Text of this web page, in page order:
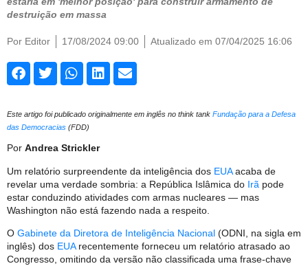
destruição em massa
Por Editor 17/08/2024 09:00 Atualizado em 07/04/2025 16:06
Este artigo foi publicado originalmente em inglês no think tank Fundação para a Defesa
das Democracias (FDD)
Por Andrea Strickler
Um relatório surpreendente da inteligência dos EUAacaba de
revelar uma verdade sombria: a República Islâmica do Irã pode
estar conduzindo atividades com armas nucleares — mas
Washington não está fazendo nada a respeito.
O Gabinete da Diretora de Inteligência Nacional (ODNI, na sigla em
inglês) dos EUArecentemente forneceu um relatório atrasado ao
Congresso, omitindo da versão não classificada uma frase-chave